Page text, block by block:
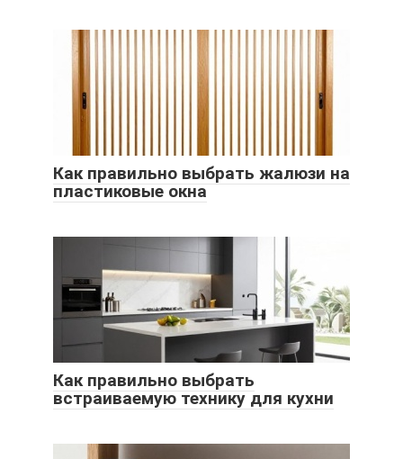
Как правильно выбрать жалюзи на
пластиковые окна
Как правильно выбрать
встраиваемую технику для кухни